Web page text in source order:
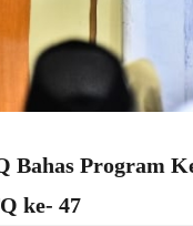
Bahas Program
ke- 47